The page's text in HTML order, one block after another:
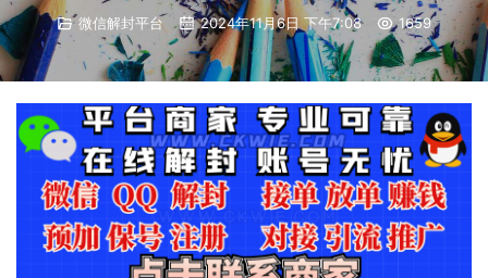
微信解封平台 2024年11月6日 下午7:08 1659